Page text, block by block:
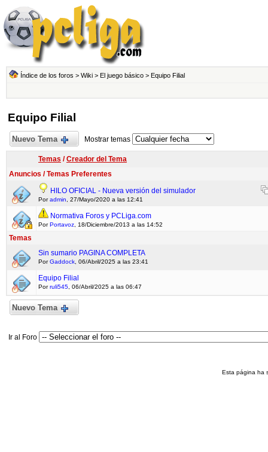
Índice de los foros > Wiki > El juego básico > Equipo Filial
Equipo Filial
Nuevo Tema Mostrar temas
Temas /Creador del Tema
Anuncios / Temas Preferentes
HILO OFICIAL - Nueva versión del simulador
Poradmin , 27/Mayo/2020 a las 12:41
Normativa Foros y PCLiga.com
PorPortavoz , 18/Diciembre/2013 a las 14:52
Temas
Sin sumario PAGINA COMPLETA
PorGaddock , 06/Abril/2025 a las 23:41
Equipo Filial
Porruli545 , 06/Abril/2025 a las 06:47
Nuevo Tema
Ir al Foro
Esta página ha